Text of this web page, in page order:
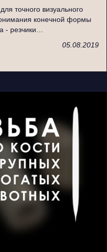
точного визуального
конечной формы
- резчики…
05.08.2019